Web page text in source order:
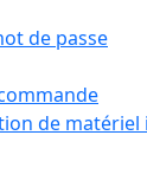
de passe
de